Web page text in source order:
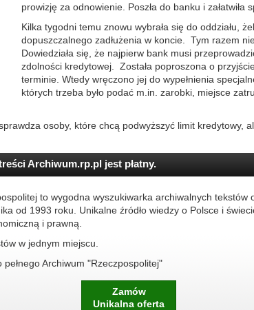
prowizję za odnowienie. Poszła do banku i załatwiła
Kilka tygodni temu znowu wybrała się do oddziału,
dopuszczalnego zadłużenia w koncie. Tym razem
Dowiedziała się, że najpierw bank musi
zdolności kredytowej. Została poproszona o
terminie. Wtedy wręczono jej do wypełnienia
których trzeba było podać m.in. zarobki, miejsce
osoby, które chcą podwyższyć limit kredytowy,
Archiwum.rp.pl jest płatny.
to wygodna wyszukiwarka archiwalnych tekstów
od 1993 roku. Unikalne źródło wiedzy o Polsce i
i prawną.
w jednym miejscu.
Archiwum "Rzeczpospolitej"
Zamów
Unikalna oferta